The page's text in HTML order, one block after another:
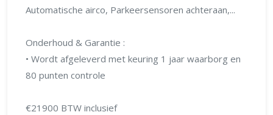
Automatische airco, Parkeersensoren achteraan,...
Onderhoud & Garantie :
• Wordt afgeleverd met keuring 1 jaar waarborg en
80 punten controle
€21900 BTW inclusief